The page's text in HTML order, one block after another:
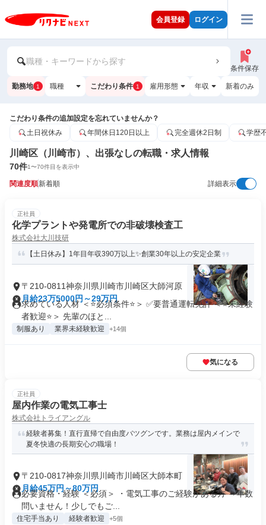
会員登録 ログイン
職種・キーワードから探す
条件保存
勤務地 1 職種 こだわり条件 1 雇用形態 年収 新着のみ
こだわり条件の追加設定を忘れていませんか？
土日祝休み
年間休日120日以上 完全週休2日制 学歴
川崎区（川崎市）、出張なしの転職・求人情報
70件1〜70件目を表示中
関連度順新着順 詳細表示
正社員
化学プラントや発電所での非破壊検査工
株式会社大川技研
【土日休み】1年目年収390万以上✨創業30年以上の安定企業
〒210-0811神奈川県川崎市川崎区大師河原
月給23万5000円～29万円
求めている人材 ＜⭐必須条件⭐＞ ✅要普通運転免許 ＜⭐未経験
者歓迎⭐＞ 先輩のほと...
制服あり 業界未経験歓迎 +14個
気になる
正社員
屋内作業の電気工事士
株式会社トライアングル
経験者募集！直行直帰で自由度バツグンです。業務は屋内メインで
夏冬快適の長期安心の職場！
〒210-0817神奈川県川崎市川崎区大師本町
月給45万円～80万円
必要資格・経験 ＜必須＞ ・電気工事のご経験がある方 ⇒年数
問いません！少しでもご...
住宅手当あり 経験者歓迎 +5個